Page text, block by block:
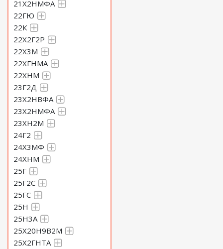
21Х2НМФА
22ГЮ
22К
22Х2Г2Р
22Х3М
22ХГНМА
22ХНМ
23Г2Д
23Х2НВФА
23Х2НМФА
23ХН2М
24Г2
24Х3МФ
24ХНМ
25Г
25Г2С
25ГС
25Н
25Н3А
25Х20Н9В2М
25Х2ГНТА